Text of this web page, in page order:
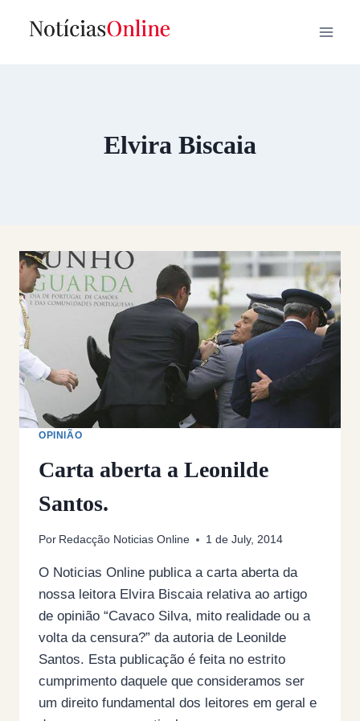
Elvira Biscaia
OPINIÃO
Carta aberta a Leonilde
Santos.
Por Redacção Noticias Online 1 de July, 2014
O Noticias Online publica a carta aberta da
nossa leitora Elvira Biscaia relativa ao artigo
de opinião “Cavaco Silva, mito realidade ou a
volta da censura?” da autoria de Leonilde
Santos. Esta publicação é feita no estrito
cumprimento daquele que consideramos ser
um direito fundamental dos leitores em geral e